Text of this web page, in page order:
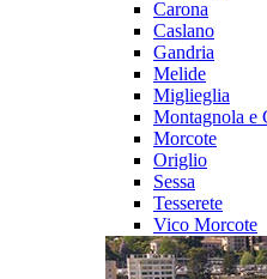
Carona
Caslano
Gandria
Melide
Miglieglia
Montagnola e
Morcote
Origlio
Sessa
Tesserete
Vico Morcote